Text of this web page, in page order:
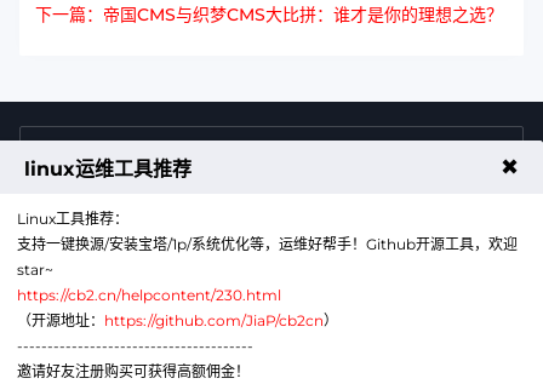
下一篇：帝国CMS与织梦CMS大比拼：谁才是你的理想之选？
售前咨询热线
公众号
linux运维工具推荐 ✖
Linux工具推荐：
支持一键换源/安装宝塔/1p/系统优化等，运维好帮手！Github开源工具，欢迎
star~
https://cb2.cn/helpcontent/230.html
（开源地址： https://github.com/JiaP/cb2cn）
---------------------------------------
邀请好友注册购买可获得高额佣金！